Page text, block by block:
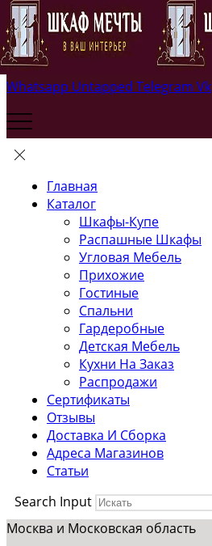
Whatsapp Untapped Telegram Vk
Главная
Каталог
Шкафы-Купе
Распашные Шкафы
Угловая Мебель
Прихожие
Гостиные
Спальни
Гардеробные
Детская Мебель
Кухни На Заказ
Распродажи
Сертификаты
Отзывы
Доставка И Сборка
Адреса Магазинов
Статьи
Search Input
Москва и Московская область